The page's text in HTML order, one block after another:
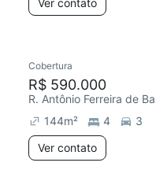
Ver contato
Cobertura
R$ 590.000
R. Antônio Ferreira de
144m² 4
3
Ver contato